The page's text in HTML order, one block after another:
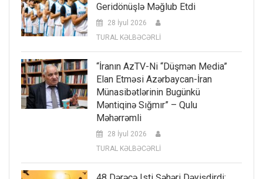
Geridönüşlə Məğlub Etdi
28 İyul 2026
TURAL KƏLBƏCƏRLİ
“İranın AzTV-Ni “düşmən Media”
Elan Etməsi Azərbaycan-İran
Münasibətlərinin Bugünkü
Məntiqinə Sığmır” – Qulu
Məhərrəmli
28 İyul 2026
TURAL KƏLBƏCƏRLİ